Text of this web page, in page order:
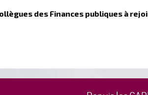
des Finances publiques à